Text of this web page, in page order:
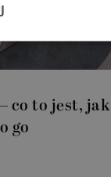
co to jest, jak
go